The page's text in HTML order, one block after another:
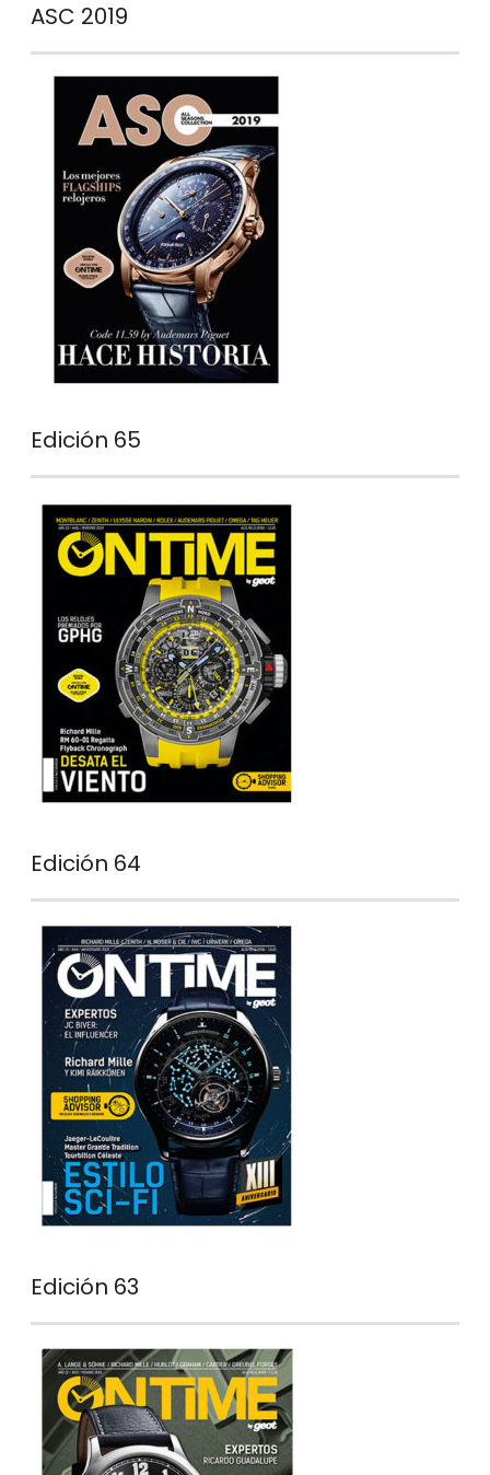
ASC 2019
Edición 65
Edición 64
Edición 63